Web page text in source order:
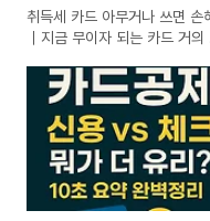
취득세 카드 아무거나 쓰면 손
｜지금 무이자 되는 카드 거의